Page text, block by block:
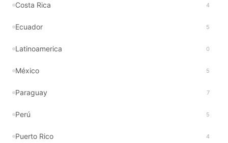
Costa Rica 4
Ecuador 5
Latinoamerica 0
México 5
Paraguay 7
Perú 5
Puerto Rico 4